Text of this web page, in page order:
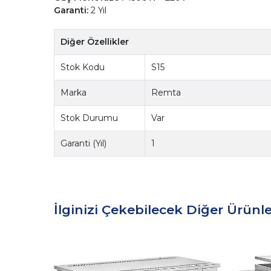
Garanti:2 Yıl
Diğer Özellikler
Stok Kodu S15
Marka Remta
Stok Durumu Var
Garanti (Yıl) 1
İlginizi Çekebilecek Diğer